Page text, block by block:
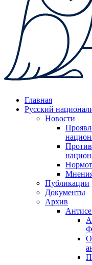
Главная
Русский
Новости
Публикации
Документы
Архив